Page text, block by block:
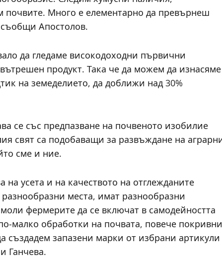
почвите. Много е елементарно да превърнеш
Апостолов.
да гледаме високодоходни първични
продукт. Така че да можем да изнасяме
на земеделието, да доближи над 30%
се със предпазване на почвеното изобилие
свят са подобаващи за развъждане на
сме и ние.
усета и на качеството на отглежданите
места, имат разнообразни
фермерите да се включат в самодейността
малко обработки на почвата, повече покривни
създадем запазени марки от избрани артикули
Ганчева.